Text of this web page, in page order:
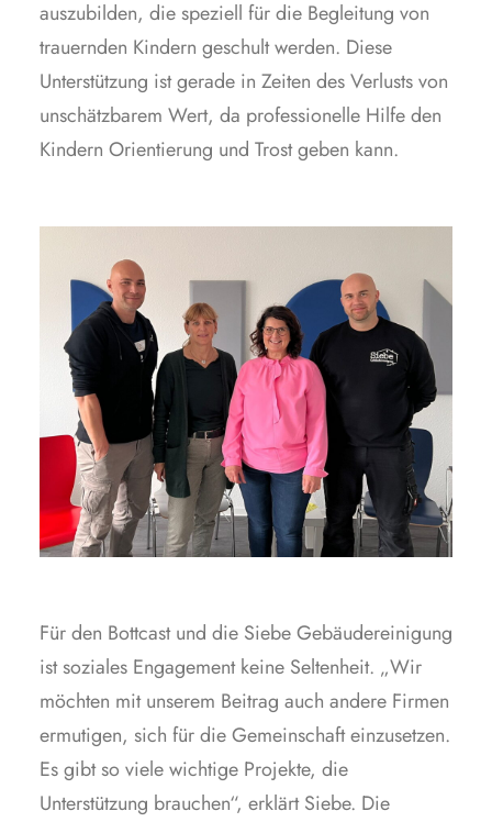
auszubilden, die speziell für die Begleitung von
trauernden Kindern geschult werden. Diese
Unterstützung ist gerade in Zeiten des Verlusts von
unschätzbarem Wert, da professionelle Hilfe den
Kindern Orientierung und Trost geben kann.
Für den Bottcast und die Siebe Gebäudereinigung
ist soziales Engagement keine Seltenheit. „Wir
möchten mit unserem Beitrag auch andere Firmen
ermutigen, sich für die Gemeinschaft einzusetzen.
Es gibt so viele wichtige Projekte, die
Unterstützung brauchen“, erklärt Siebe. Die